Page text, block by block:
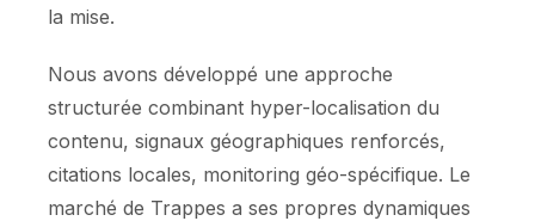
la mise.
Nous avons développé une approche
structurée combinant hyper-localisation du
contenu, signaux géographiques renforcés,
citations locales, monitoring géo-spécifique. Le
marché de Trappes a ses propres dynamiques